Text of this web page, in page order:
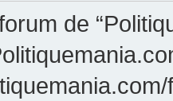
de